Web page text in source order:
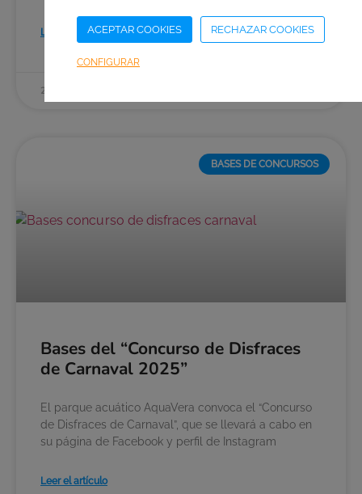
Leer el artículo
25 de octubre de 2025
BASES DE CONCURSOS
Bases del “Concurso de Disfraces
de Carnaval 2025”
El parque acuático AquaVera convoca el “Concurso
de Disfraces de Carnaval”, que se llevará a cabo en
su página de Facebook y perfil de Instagram
Leer el artículo
ACEPTAR COOKIES RECHAZAR COOKIES
CONFIGURAR